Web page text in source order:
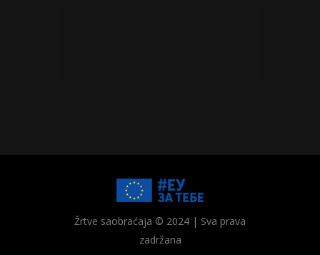
23.marta 2018. godine Nikola Devrnja iz Obreža
ko...
Žrtve saobraćaja © 2024 | Sva prava
zadržana